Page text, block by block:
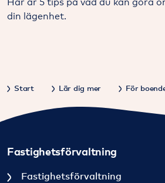
din lägenhet.
Start Lär dig mer För
Fastighetsförvaltning
Fastighetsförvaltning